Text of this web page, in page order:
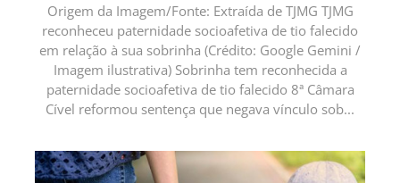
Origem da Imagem/Fonte: Extraída de TJMG TJMG
reconheceu paternidade socioafetiva de tio falecido
em relação à sua sobrinha (Crédito: Google Gemini /
Imagem ilustrativa) Sobrinha tem reconhecida a
paternidade socioafetiva de tio falecido 8ª Câmara
Cível reformou sentença que negava vínculo sob...